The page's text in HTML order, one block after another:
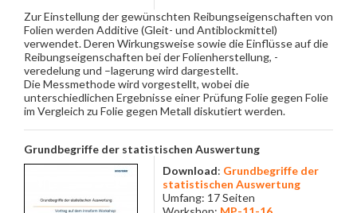
Zur Einstellung der gewünschten Reibungseigenschaften von
Folien werden Additive (Gleit- und Antiblockmittel)
verwendet. Deren Wirkungsweise sowie die Einflüsse auf die
Reibungseigenschaften bei der Folienherstellung, -
veredelung und –lagerung wird dargestellt.
Die Messmethode wird vorgestellt, wobei die
unterschiedlichen Ergebnisse einer Prüfung Folie gegen Folie
im Vergleich zu Folie gegen Metall diskutiert werden.
Grundbegriffe der statistischen Auswertung
Download: Grundbegriffe der
statistischen Auswertung
Umfang: 17 Seiten